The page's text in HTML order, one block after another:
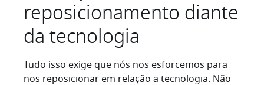
reposicionamento diante
da tecnologia
Tudo isso exige que nós nos esforcemos para
nos reposicionar em relação a tecnologia. Não